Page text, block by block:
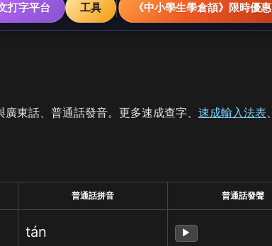
打字平台 工具 《中小學生學倉頡》限時優惠
東話、普通話發音。更多速成查字、 速成輸入法表、
普通話拼音 普通話發聲
tán ▶